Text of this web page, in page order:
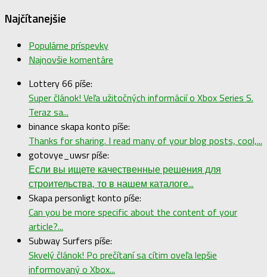
Najčítanejšie
Populárne príspevky
Najnovšie komentáre
Lottery 66 píše:
Super článok! Veľa užitočných informácií o Xbox Series S.
Teraz sa...
binance skapa konto píše:
Thanks for sharing. I read many of your blog posts, cool,...
gotovye_uwsr píše:
Если вы ищете качественные решения для
строительства, то в нашем каталоге...
Skapa personligt konto píše:
Can you be more specific about the content of your
article?...
Subway Surfers píše:
Skvelý článok! Po prečítaní sa cítim oveľa lepšie
informovaný o Xbox...